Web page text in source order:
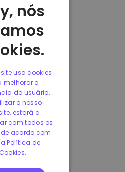
nós
usa cookies
melhorar a
do usuário.
o nosso
estará a
com todos os
de acordo com
Política de
Cookies.